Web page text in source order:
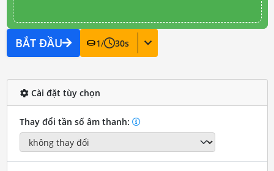
BẮT ĐẦU 1/ 30s
Cài đặt tùy chọn
Thay đổi tần số âm thanh: